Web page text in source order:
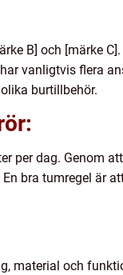
B] och [märke
vanligtvis flera
burtillbehör.
per dag. Genom
bra tumregel är
material och